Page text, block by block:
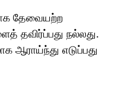
தேவையற்ற
தவிர்ப்பது நல்லது.
ஆராய்ந்து எடுப்பது